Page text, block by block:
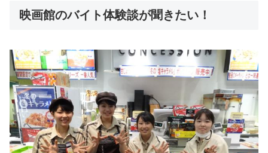
映画館のバイト体験談が聞きたい！